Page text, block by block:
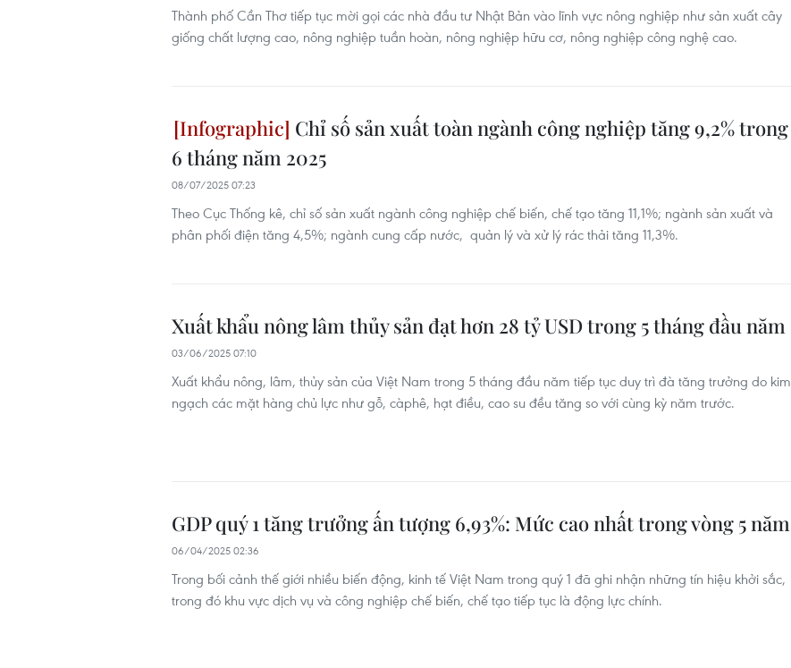
Thành phố Cần Thơ tiếp tục mời gọi các nhà đầu tư Nhật Bản vào lĩnh vực nông nghiệp như sản xuất cây
giống chất lượng cao, nông nghiệp tuần hoàn, nông nghiệp hữu cơ, nông nghiệp công nghệ cao.
Chỉ số sản xuất toàn ngành công nghiệp tăng 9,2% trong
6 tháng năm 2025
08/07/2025 07:23
Theo Cục Thống kê, chỉ số sản xuất ngành công nghiệp chế biến, chế tạo tăng 11,1%; ngành sản xuất và
phân phối điện tăng 4,5%; ngành cung cấp nước, quản lý và xử lý rác thải tăng 11,3%.
Xuất khẩu nông lâm thủy sản đạt hơn 28 tỷ USD trong 5 tháng đầu năm
03/06/2025 07:10
Xuất khẩu nông, lâm, thủy sản của Việt Nam trong 5 tháng đầu năm tiếp tục duy trì đà tăng trưởng do kim
ngạch các mặt hàng chủ lực như gỗ, càphê, hạt điều, cao su đều tăng so với cùng kỳ năm trước.
GDP quý 1 tăng trưởng ấn tượng 6,93%: Mức cao nhất trong vòng 5 năm
06/04/2025 02:36
Trong bối cảnh thế giới nhiều biến động, kinh tế Việt Nam trong quý 1 đã ghi nhận những tín hiệu khởi sắc,
trong đó khu vực dịch vụ và công nghiệp chế biến, chế tạo tiếp tục là động lực chính.